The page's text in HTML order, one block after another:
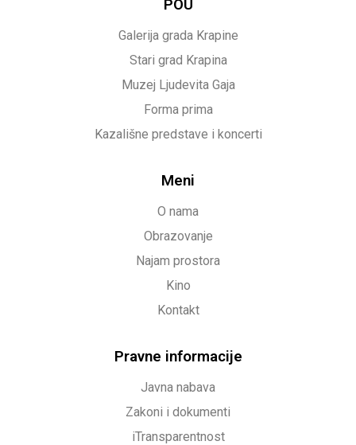
POU
Galerija grada Krapine
Stari grad Krapina
Muzej Ljudevita Gaja
Forma prima
Kazališne predstave i koncerti
Meni
O nama
Obrazovanje
Najam prostora
Kino
Kontakt
Pravne informacije
Javna nabava
Zakoni i dokumenti
iTransparentnost